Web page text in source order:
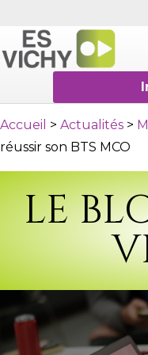
Accueil > Actualités >
réussir son BTS MCO
LE